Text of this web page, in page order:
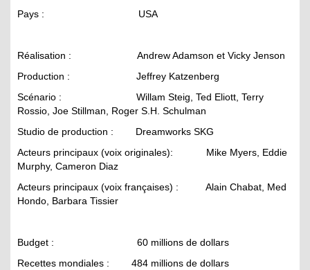
Pays : USA
Réalisation : Andrew Adamson et Vicky Jenson
Production : Jeffrey Katzenberg
Scénario : Willam Steig, Ted Eliott, Terry
Rossio, Joe Stillman, Roger S.H. Schulman
Studio de production : Dreamworks SKG
Acteurs principaux (voix originales): Mike Myers, Eddie
Murphy, Cameron Diaz
Acteurs principaux (voix françaises) : Alain Chabat, Med
Hondo, Barbara Tissier
Budget : 60 millions de dollars
Recettes mondiales : 484 millions de dollars